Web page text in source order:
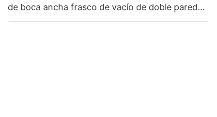
de boca ancha frasco de vacío de doble pared
botella de agua deportiva aislada de acero